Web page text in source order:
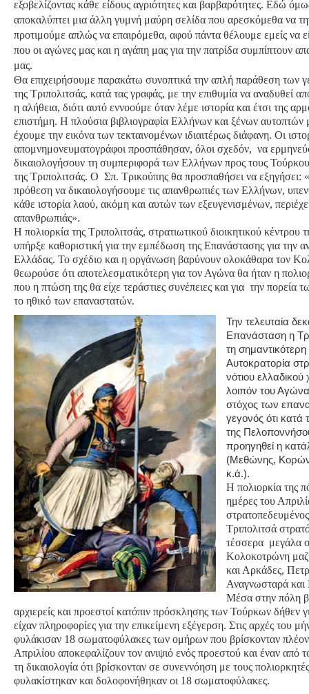
Τα Τελευταία Νέα
Αυτοί που έφυγαν για πάντα
Γάμοι - Γεννήσεις - Βαπτίσεις
Επιτυχίες - Διακρίσεις
Μηνύματα Επισκεπτών
παλιά αρχειοθετημένα
Λαογραφία
Πολιτιστικά
Οπτικοακουστικά
Φωτορεπορτάζ
Δημοτικά Τραγούδια
Videos
Albums Φωτογραφιών
Παλιές Φωτογραφίες του 1930
Πετρόκτιστα Σπίτια - Εκκλησίες
Πανοραμικές φωτογραφίες
Σύνδεσμοι
εξοβελίζοντας κάθε είδους αγριότητες και βαρβαρότητες. Εδώ
αποκαλύπτει μια άλλη γυμνή μαύρη σελίδα που αρεσκόμεθα να
προτιμούμε απλώς να επαιρόμεθα, αφού πάντα θέλουμε εμείς να
που οι αγώνες μας και η αγάπη μας για την πατρίδα συμπίπτουν
μας.
Θα επιχειρήσουμε παρακάτω συνοπτικά την απλή παράθεση των
της Τριπολιτσάς, κατά τας γραφάς, με την επιθυμία να αναδυθεί
η αλήθεια, διότι αυτό εννοούμε όταν λέμε ιστορία και έτσι της
επιστήμη. Η πλούσια βιβλιογραφία Ελλήνων και ξένων αυτοπτών
έχουμε την εικόνα των τεκταινομένων ιδιαιτέρως διάφανη. Οι
απομνημονευματογράφοι προσπάθησαν, όλοι σχεδόν, να
δικαιολογήσουν τη συμπεριφορά των Ελλήνων προς τους
της Τριπολιτσάς. Ο Σπ. Τρικούπης θα προσπαθήσει να εξηγήσει:
πρόθεση να δικαιολογήσουμε τις απανθρωπιές των Ελλήνων,
κάθε ιστορία λαού, ακόμη και αυτών των εξευγενισμένων,
απανθρωπιάς».
Η πολιορκία της Τριπολιτσάς, στρατιωτικού διοικητικού
υπήρξε καθοριστική για την εμπέδωση της Επανάστασης για την
Ελλάδας. Το σχέδιο και η οργάνωση βαρύνουν ολοκάθαρα τον
θεωρούσε ότι αποτελεσματικότερη για τον Αγώνα θα ήταν η
που η πτώση της θα είχε τεράστιες συνέπειες και για την πορεία
το ηθικό των επαναστατών.
Την τελευταία
Επανάσταση η
τη
Αυτοκρατορία
νότιου
λοιπόν του
στόχος των
γεγονός ότι
της
προηγηθεί η
(Μεθώνης,
κ.ά.).
Η πολιορκία της
ημέρες του
Τριπολιτσά
τέσσερα μεγάλα
Κολοκοτρώνη
και Αρκάδες,
Αναγνωσταρά και
Μέσα στην πόλη
αρχιερείς και προεστοί κατόπιν πρόσκλησης των Τούρκων δήθεν
είχαν πληροφορίες για την επικείμενη εξέγερση. Στις αρχές του
φυλάκισαν 18 σωματοφύλακες των ομήρων που βρίσκονταν πλέον
Απριλίου αποκεφαλίζουν τον ανιψιό ενός προεστού και έναν από
τη δικαιολογία ότι βρίσκονταν σε συνεννόηση με τους
φυλακίστηκαν και δολοφονήθηκαν οι 18 σωματοφύλακες.